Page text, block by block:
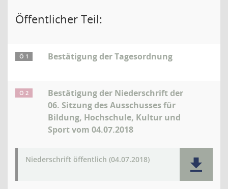
Öffentlicher Teil:
Ö 1 Bestätigung der Tagesordnung
Ö 2
Bestätigung der Niederschrift der
06. Sitzung des Ausschusses für
Bildung, Hochschule, Kultur und
Sport vom 04.07.2018
Niederschrift öffentlich (04.07.2018)